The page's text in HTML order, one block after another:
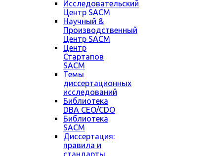
Исследовательский
Центр SACM
Научный &
Производственный
Центр SACM
Центр
Стартапов
SACM
Темы
диссертационных
исследований
Библиотека
DBA CEO/CDO
Библиотека
SACM
Диссертация:
правила и
стандарты